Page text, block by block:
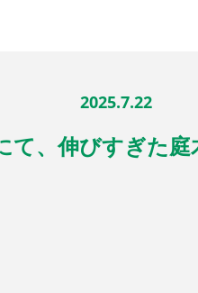
2025.7.22
て、伸びすぎた